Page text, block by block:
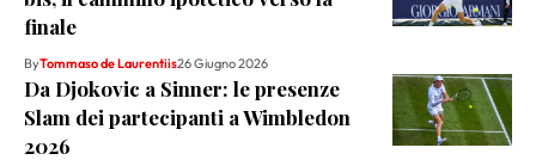
finale
ByTommaso de Laurentiis26 Giugno 2026
Da Djokovic a Sinner: le presenze
Slam dei partecipanti a Wimbledon
2026